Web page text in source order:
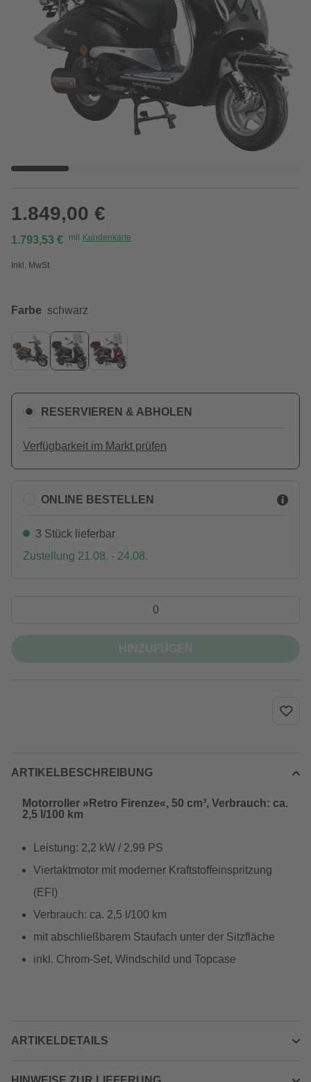
1.849,00 €
1.793,53 € mit Kundenkarte
Inkl. MwSt.
Farbe schwarz
RESERVIEREN & ABHOLEN
Verfügbarkeit im Markt prüfen
ONLINE BESTELLEN
3 Stück lieferbar
Zustellung 21.08. - 24.08.
ARTIKELBESCHREIBUNG
Motorroller »Retro Firenze«, 50 cm³, Verbrauch: ca.
2,5 l/100 km
Leistung: 2,2 kW / 2,99 PS
Viertaktmotor mit moderner Kraftstoffeinspritzung
(EFI)
Verbrauch: ca. 2,5 l/100 km
mit abschließbarem Staufach unter der Sitzfläche
inkl. Chrom-Set, Windschild und Topcase
ARTIKELDETAILS